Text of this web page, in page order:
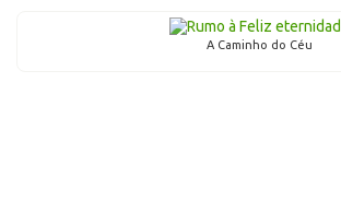
A Caminho do Céu